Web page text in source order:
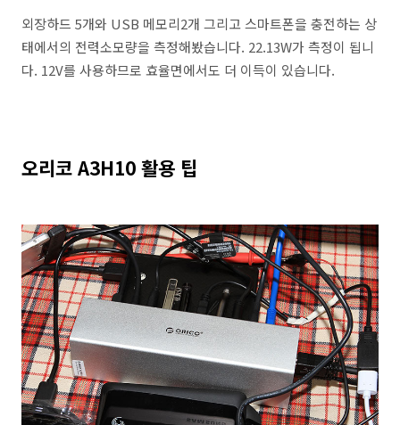
외장하드 5개와 USB 메모리2개 그리고 스마트폰을 충전하는 상
태에서의 전력소모량을 측정해봤습니다. 22.13W가 측정이 됩니
다. 12V를 사용하므로 효율면에서도 더 이득이 있습니다.
오리코 A3H10 활용 팁